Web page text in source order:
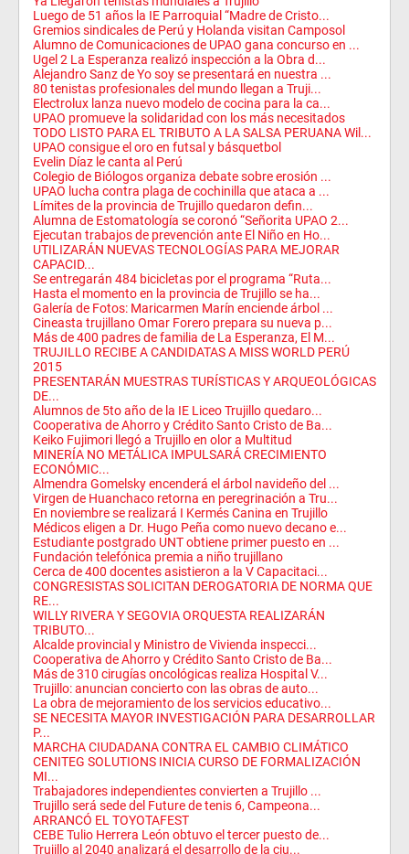
Luego de 51 años la IE Parroquial “Madre de Cristo...
Gremios sindicales de Perú y Holanda visitan Camposol
Alumno de Comunicaciones de UPAO gana concurso en ...
Ugel 2 La Esperanza realizó inspección a la Obra d...
Alejandro Sanz de Yo soy se presentará en nuestra ...
80 tenistas profesionales del mundo llegan a Truji...
Electrolux lanza nuevo modelo de cocina para la ca...
UPAO promueve la solidaridad con los más necesitados
TODO LISTO PARA EL TRIBUTO A LA SALSA PERUANA Wil...
UPAO consigue el oro en futsal y básquetbol
Evelin Díaz le canta al Perú
Colegio de Biólogos organiza debate sobre erosión ...
UPAO lucha contra plaga de cochinilla que ataca a ...
Límites de la provincia de Trujillo quedaron defin...
Alumna de Estomatología se coronó “Señorita UPAO 2...
Ejecutan trabajos de prevención ante El Niño en Ho...
UTILIZARÁN NUEVAS TECNOLOGÍAS PARA MEJORAR
CAPACID...
Se entregarán 484 bicicletas por el programa “Ruta...
Hasta el momento en la provincia de Trujillo se ha...
Galería de Fotos: Maricarmen Marín enciende árbol ...
Cineasta trujillano Omar Forero prepara su nueva p...
Más de 400 padres de familia de La Esperanza, El M...
TRUJILLO RECIBE A CANDIDATAS A MISS WORLD PERÚ
2015
PRESENTARÁN MUESTRAS TURÍSTICAS Y ARQUEOLÓGICAS
DE...
Alumnos de 5to año de la IE Liceo Trujillo quedaro...
Cooperativa de Ahorro y Crédito Santo Cristo de Ba...
Keiko Fujimori llegó a Trujillo en olor a Multitud
MINERÍA NO METÁLICA IMPULSARÁ CRECIMIENTO
ECONÓMIC...
Almendra Gomelsky encenderá el árbol navideño del ...
Virgen de Huanchaco retorna en peregrinación a Tru...
En noviembre se realizará I Kermés Canina en Trujillo
Médicos eligen a Dr. Hugo Peña como nuevo decano e...
Estudiante postgrado UNT obtiene primer puesto en ...
Fundación telefónica premia a niño trujillano
Cerca de 400 docentes asistieron a la V Capacitaci...
CONGRESISTAS SOLICITAN DEROGATORIA DE NORMA QUE
RE...
WILLY RIVERA Y SEGOVIA ORQUESTA REALIZARÁN
TRIBUTO...
Alcalde provincial y Ministro de Vivienda inspecci...
Cooperativa de Ahorro y Crédito Santo Cristo de Ba...
Más de 310 cirugías oncológicas realiza Hospital V...
Trujillo: anuncian concierto con las obras de auto...
La obra de mejoramiento de los servicios educativo...
SE NECESITA MAYOR INVESTIGACIÓN PARA DESARROLLAR
P...
MARCHA CIUDADANA CONTRA EL CAMBIO CLIMÁTICO
CENITEG SOLUTIONS INICIA CURSO DE FORMALIZACIÓN
MI...
Trabajadores independientes convierten a Trujillo ...
Trujillo será sede del Future de tenis 6, Campeona...
ARRANCÓ EL TOYOTAFEST
CEBE Tulio Herrera León obtuvo el tercer puesto de...
Trujillo al 2040 analizará el desarrollo de la ciu...